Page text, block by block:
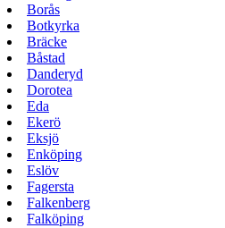
Borås
Botkyrka
Bräcke
Båstad
Danderyd
Dorotea
Eda
Ekerö
Eksjö
Enköping
Eslöv
Fagersta
Falkenberg
Falköping